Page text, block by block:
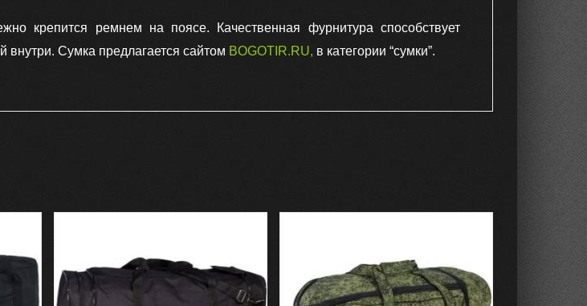
крепится ремнем на поясе. Качественная фурнитура способствует
Сумка предлагается сайтом BOGOTIR.RU, в категории “сумки”.